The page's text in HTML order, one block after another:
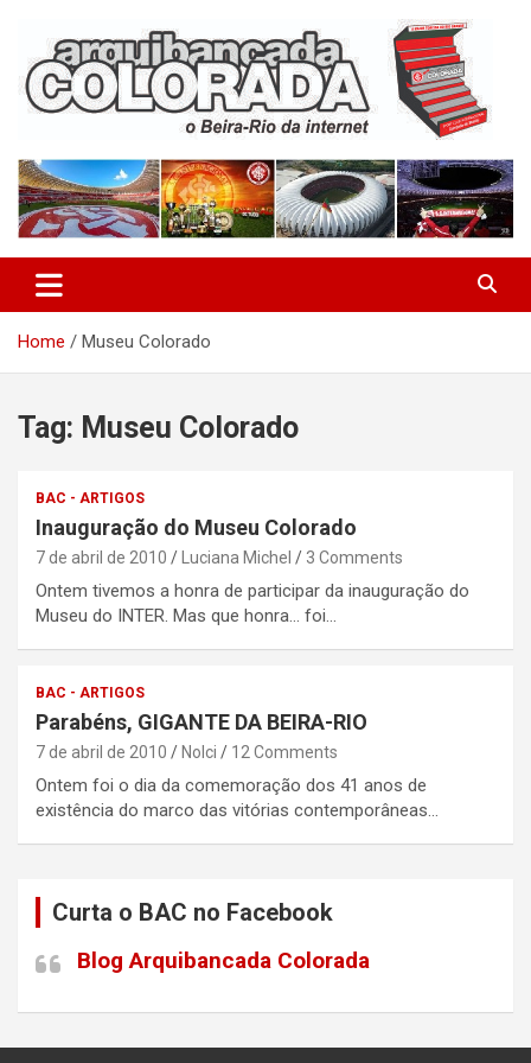
content
Arquibancada Colorada
Home Museu Colorado
Tag: Museu Colorado
BAC - ARTIGOS
Inauguração do Museu Colorado
7 de abril de 2010 Luciana Michel 3 Comments
Ontem tivemos a honra de participar da inauguração do
Museu do INTER. Mas que honra… foi…
BAC - ARTIGOS
Parabéns, GIGANTE DA BEIRA-RIO
7 de abril de 2010 Nolci 12 Comments
Ontem foi o dia da comemoração dos 41 anos de
existência do marco das vitórias contemporâneas…
Curta o BAC no Facebook
Blog Arquibancada Colorada